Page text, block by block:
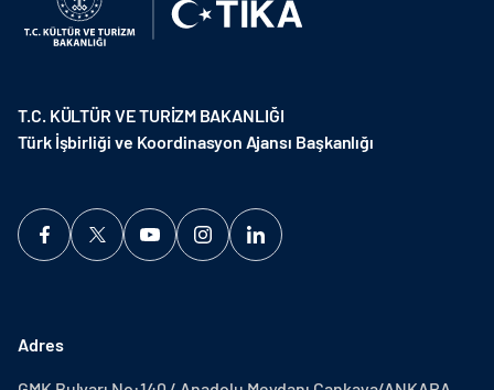
T.C. KÜLTÜR VE TURİZM BAKANLIĞI
Türk İşbirliği ve Koordinasyon Ajansı Başkanlığı
Adres